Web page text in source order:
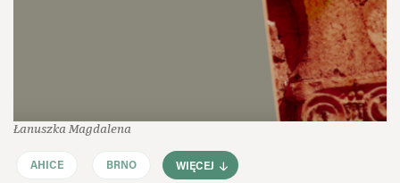
Łanuszka Magdalena
AHICE BRNO WIĘCEJ